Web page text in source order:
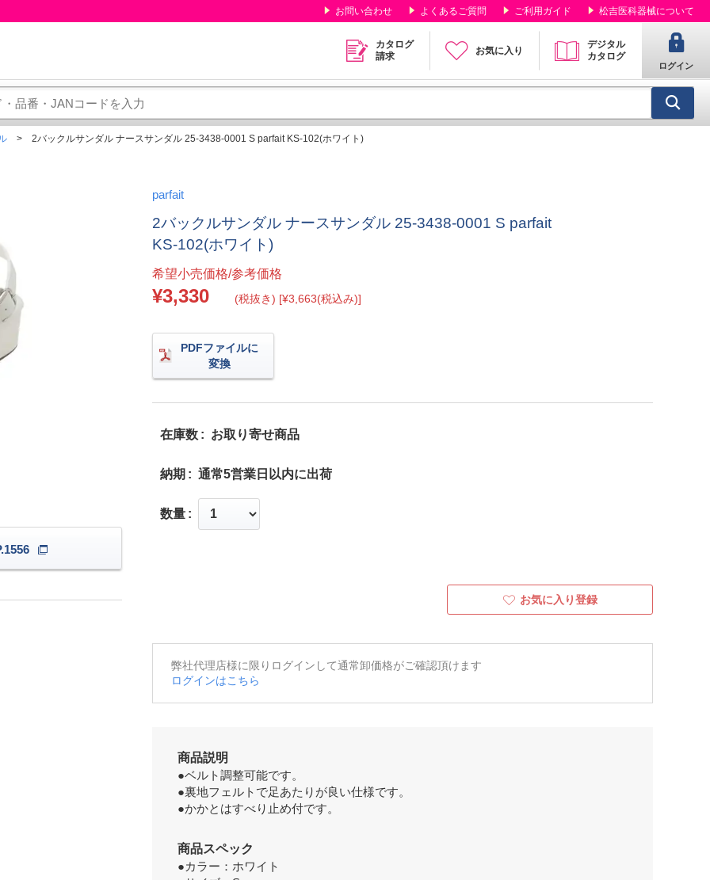
お問い合わせ よくあるご質問 ご利用ガイド 松吉医科器械について
カタログ
請求
お気に入り
デジタル
カタログ
ログイン
2バックルサンダル ナースサンダル 25-3438-0001 S parfait KS-102(ホワイト)
parfait
2バックルサンダル ナースサンダル 25-3438-0001 S parfait
KS-102(ホワイト)
希望小売価格/参考価格
¥3,330 (税抜き) [¥3,663(税込み)]
PDFファイルに
変換
在庫数 お取り寄せ商品
納期 通常5営業日以内に出荷
数量
お気に入り登録
弊社代理店様に限りログインして通常卸価格がご確認頂けます
ログインはこちら
商品説明
●ベルト調整可能です。
●裏地フェルトで足あたりが良い仕様です。
●かかとはすべり止め付です。
商品スペック
●カラー：ホワイト